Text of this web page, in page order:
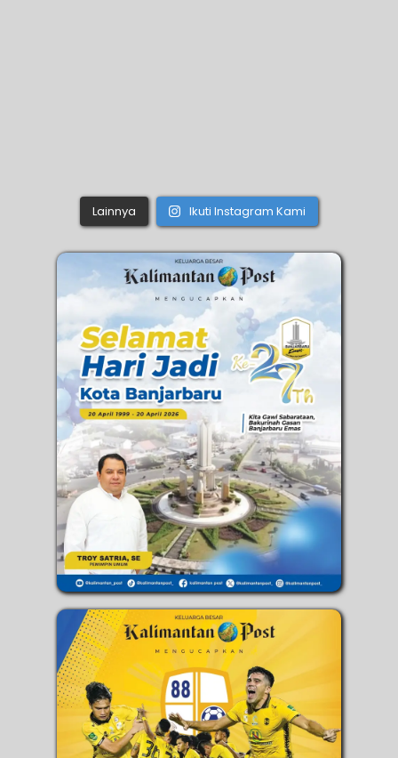
Lainnya Ikuti Instagram Kami